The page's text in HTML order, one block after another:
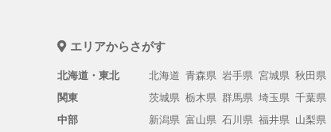
エリアからさがす
北海道・東北 北海道 青森県 岩手県 宮城県 秋田県
関東
茨城県 栃木県 群馬県 埼玉県 千葉県
中部
新潟県 富山県 石川県 福井県 山梨県